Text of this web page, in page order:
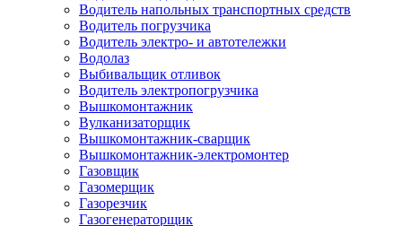
Водитель напольных транспортных средств
Водитель погрузчика
Водитель электро- и автотележки
Водолаз
Выбивальщик отливок
Водитель электропогрузчика
Вышкомонтажник
Вулканизаторщик
Вышкомонтажник-сварщик
Вышкомонтажник-электромонтер
Газовщик
Газомерщик
Газорезчик
Газогенераторщик